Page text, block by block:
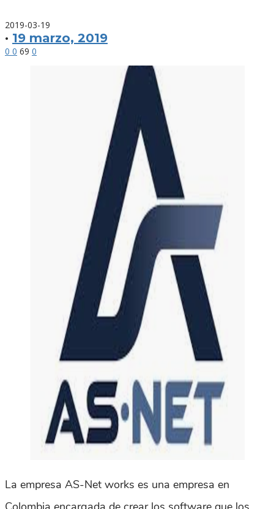
2019-03-19
· 19 marzo, 2019
0 0 69 0
La empresa AS-Net works es una empresa en